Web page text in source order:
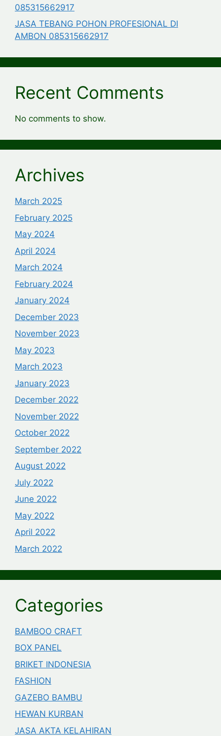
085315662917
JASA TEBANG POHON PROFESIONAL DI
AMBON 085315662917
Recent Comments
No comments to show.
Archives
March 2025
February 2025
May 2024
April 2024
March 2024
February 2024
January 2024
December 2023
November 2023
May 2023
March 2023
January 2023
December 2022
November 2022
October 2022
September 2022
August 2022
July 2022
June 2022
May 2022
April 2022
March 2022
Categories
BAMBOO CRAFT
BOX PANEL
BRIKET INDONESIA
FASHION
GAZEBO BAMBU
HEWAN KURBAN
JASA AKTA KELAHIRAN